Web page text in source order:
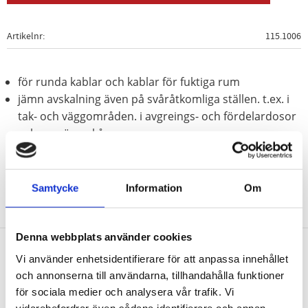
Samtycke Information Om
Denna webbplats använder cookies
Vi använder enhetsidentifierare för att anpassa innehållet
och annonserna till användarna, tillhandahålla funktioner
för sociala medier och analysera vår trafik. Vi
Artikelnr 115.1006
för runda kablar och kablar för fuktiga rum
jämn avskalning även på svåråtkomliga ställen. t.ex. i
tak- och väggområden. i avgreings- och fördelardosor
och manöverskåp
Nyhetsbrev